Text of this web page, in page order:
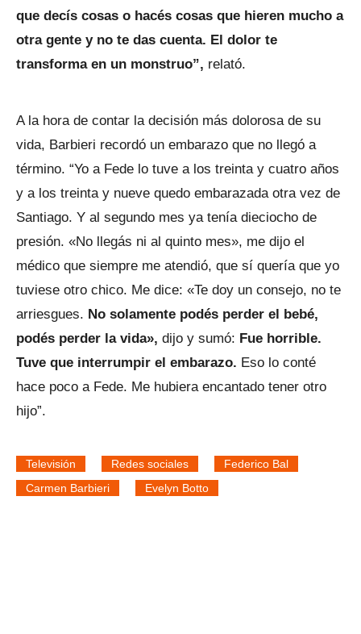
que decís cosas o hacés cosas que hieren mucho a
otra gente y no te das cuenta. El dolor te
transforma en un monstruo”, relató.
A la hora de contar la decisión más dolorosa de su
vida, Barbieri recordó un embarazo que no llegó a
término. “Yo a Fede lo tuve a los treinta y cuatro años
y a los treinta y nueve quedo embarazada otra vez de
Santiago. Y al segundo mes ya tenía dieciocho de
presión. «No llegás ni al quinto mes», me dijo el
médico que siempre me atendió, que sí quería que yo
tuviese otro chico. Me dice: «Te doy un consejo, no te
arriesgues. No solamente podés perder el bebé,
podés perder la vida», dijo y sumó: Fue horrible.
Tuve que interrumpir el embarazo. Eso lo conté
hace poco a Fede. Me hubiera encantado tener otro
hijo”.
Televisión Redes sociales
Federico Bal
Carmen Barbieri
Evelyn Botto